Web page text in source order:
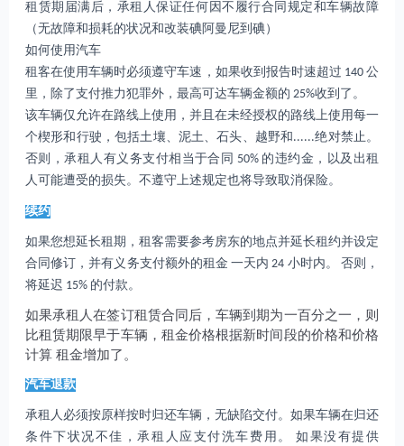
租赁期届满后，承租人保证任何因不履行合同规定和车辆故障
（无故障和损耗的状况和改装碘阿曼尼到碘）
如何使用汽车
租客在使用车辆时必须遵守车速，如果收到报告时速超过 140 公
里，除了支付推力犯罪外，最高可达车辆金额的 25%收到了。
该车辆仅允许在路线上使用，并且在未经授权的路线上使用每一
个楔形和行驶，包括土壤、泥土、石头、越野和......绝对禁止。
否则，承租人有义务支付相当于合同 50% 的违约金，以及出租
人可能遭受的损失。不遵守上述规定也将导致取消保险。
续约
如果您想延长租期，租客需要参考房东的地点并延长租约并设定
合同修订，并有义务支付额外的租金 一天内 24 小时内。 否则，
将延迟 15% 的付款。
如果承租人在签订租赁合同后，车辆到期为一百分之一，则
比租赁期限早于车辆，租金价格根据新时间段的价格和价格
计算 租金增加了。
汽车退款
承租人必须按原样按时归还车辆，无缺陷交付。如果车辆在归还
条件下状况不佳，承租人应支付洗车费用。 如果没有提供